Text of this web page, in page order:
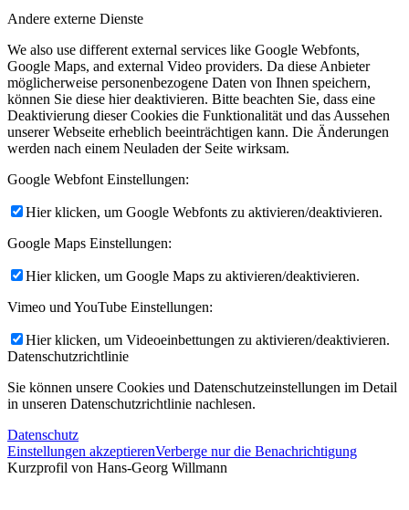
Andere externe Dienste
We also use different external services like Google Webfonts,
Google Maps, and external Video providers. Da diese Anbieter
möglicherweise personenbezogene Daten von Ihnen speichern,
können Sie diese hier deaktivieren. Bitte beachten Sie, dass eine
Deaktivierung dieser Cookies die Funktionalität und das Aussehen
unserer Webseite erheblich beeinträchtigen kann. Die Änderungen
werden nach einem Neuladen der Seite wirksam.
Google Webfont Einstellungen:
Hier klicken, um Google Webfonts zu aktivieren/deaktivieren.
Google Maps Einstellungen:
Hier klicken, um Google Maps zu aktivieren/deaktivieren.
Vimeo und YouTube Einstellungen:
Hier klicken, um Videoeinbettungen zu aktivieren/deaktivieren.
Datenschutzrichtlinie
Sie können unsere Cookies und Datenschutzeinstellungen im Detail
in unseren Datenschutzrichtlinie nachlesen.
Datenschutz
Einstellungen akzeptierenVerberge nur die Benachrichtigung
Kurzprofil von Hans-Georg Willmann